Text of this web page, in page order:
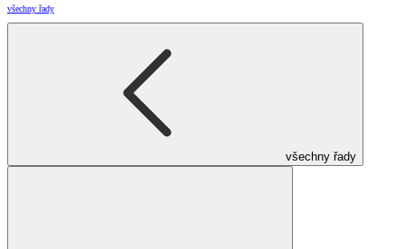
všechny řady
všechny řady